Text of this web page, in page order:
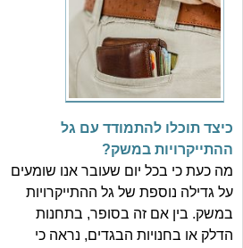
כיצד תוכלו להתמודד עם גל
ההתייקרויות במשק?
מה כעת כי בכל יום שעובר אנו שומעים
על גדילה נוספת של גל ההתייקרויות
במשק. בין אם זה בסופר, בתחנות
הדלק או בחנויות הבגדים, נראה כי